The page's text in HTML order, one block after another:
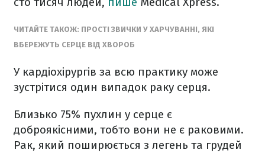
ЧИТАЙТЕ ТАКОЖ: ПРОСТІ ЗВИЧКИ У ХАРЧУВАННІ, ЯКІ
ВБЕРЕЖУТЬ СЕРЦЕ ВІД ХВОРОБ
У кардіохірургів за всю практику може
зустрітися один випадок раку серця.
Близько 75% пухлин у серце є
доброякісними, тобто вони не є раковими.
Рак, який поширюється з легень та грудей